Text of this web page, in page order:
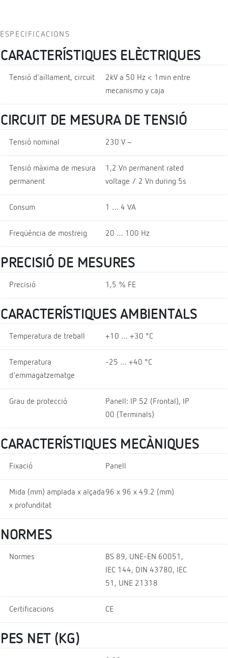
ESPECIFICACIONS
CARACTERÍSTIQUES ELÈCTRIQUES
Tensió d'aïllament, circuit
2kV a 50 Hz < 1min entre
mecanismo y caja
CIRCUIT DE MESURA DE TENSIÓ
Tensió nominal 230 V ~
Tensió màxima de mesura
permanent
1,2 Vn permanent rated
voltage / 2 Vn during 5s
Consum 1 … 4 VA
Freqüència de mostreig 20 … 100 Hz
PRECISIÓ DE MESURES
Precisió 1,5 % FE
CARACTERÍSTIQUES AMBIENTALS
Temperatura de treball +10 … +30 °C
Temperatura
d'emmagatzematge
-25 … +40 °C
Grau de protecció
Panell: IP 52 (Frontal), IP
00 (Terminals)
CARACTERÍSTIQUES MECÀNIQUES
Fixació Panell
Mida (mm) amplada x alçada
x profunditat
96 x 96 x 49.2 (mm)
NORMES
Normes
BS 89, UNE-EN 60051,
IEC 144, DIN 43780, IEC
51, UNE 21318
Certificacions CE
PES NET (KG)